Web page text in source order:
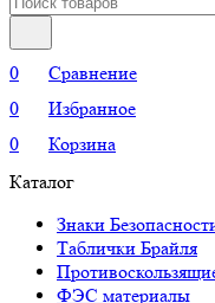
0
Сравнение
0
Избранное
0
Корзина
Каталог
Знаки
Таблички Брайля
ФЭС материалы